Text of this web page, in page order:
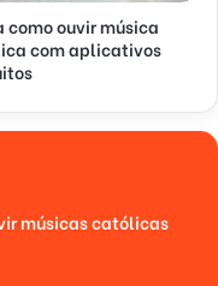
como ouvir música
com aplicativos
músicas católicas